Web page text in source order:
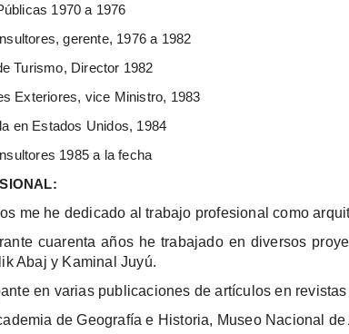
1970 a 1976
gerente, 1976 a 1982
Turismo, Director 1982
Exteriores, vice Ministro, 1983
en Estados Unidos, 1984
1985 a la fecha
me he dedicado al trabajo profesional como
cuarenta años he trabajado en diversos
Abaj y Kaminal Juyú.
en varias publicaciones de artículos en
de Geografía e Historia, Museo Nacional